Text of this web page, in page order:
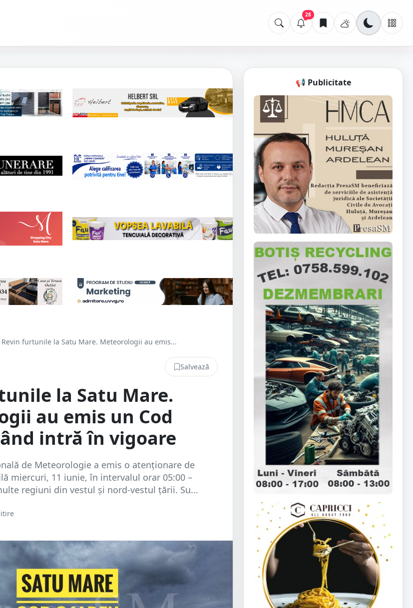
28
Revin furtunile la Satu Mare. Meteorologii au emis...
Salvează
la Satu Mare.
au emis un Cod
intră în vigoare
de Meteorologie a emis o atenționare de
miercuri, 11 iunie, în intervalul orar 05:00 –
regiuni din vestul și nord-vestul țării. Su...
📢 Publicitate